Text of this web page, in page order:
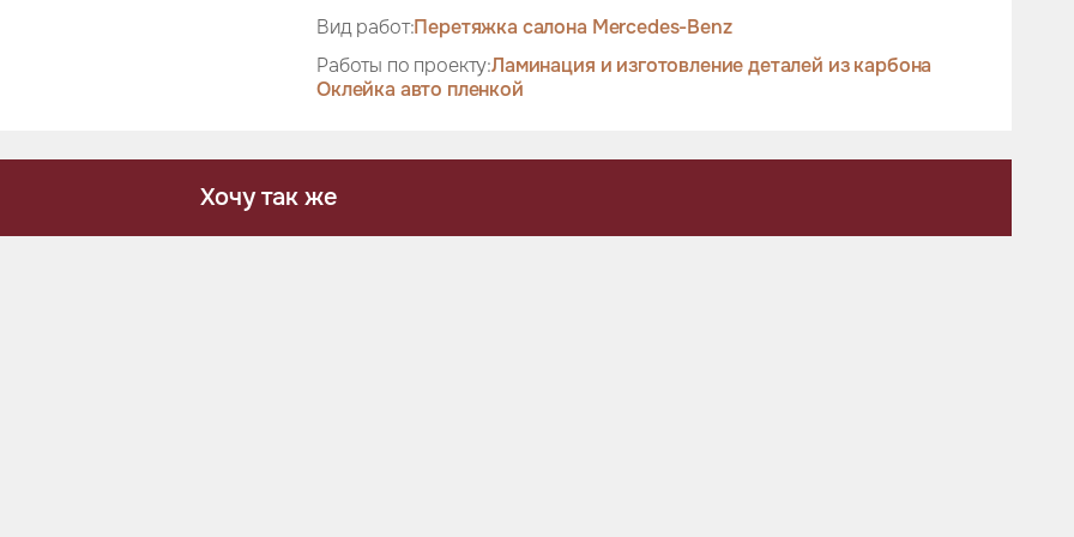
Вид работ:Перетяжка салона Mercedes-Benz
Работы по проекту:Ламинация и изготовление деталей из карбона
Оклейка авто пленкой
Хочу так же